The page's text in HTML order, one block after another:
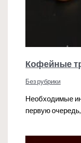
Кофейные
Без рубрики
Необходимые
первую